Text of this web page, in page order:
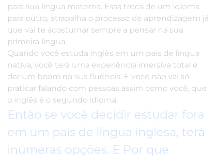
para sua língua materna. Essa troca de um idioma
para outro, atrapalha o processo de aprendizagem já
que vai te acostumar sempre a pensar na sua
primeira língua.
Quando você estuda inglês em um país de língua
nativa, você terá uma experiência imersiva total e
dar um boom na sua fluência. E você não vai só
praticar falando com pessoas assim como você, que
o inglês é o segundo idioma.
Então se você decidir estudar fora
em um país de língua inglesa, terá
inúmeras opções. E Por que